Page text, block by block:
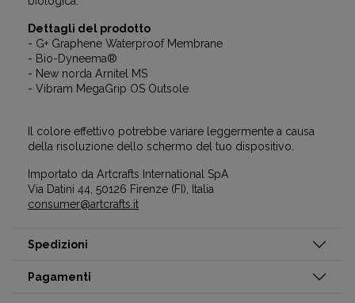
Dettagli del prodotto
- G+ Graphene Waterproof Membrane
- Bio-Dyneema®
- New norda Arnitel MS
- Vibram MegaGrip OS Outsole
Il colore effettivo potrebbe variare leggermente a causa
della risoluzione dello schermo del tuo dispositivo.
Importato da Artcrafts International SpA
Via Datini 44, 50126 Firenze (FI), Italia
consumer@artcrafts.it
Spedizioni
Pagamenti